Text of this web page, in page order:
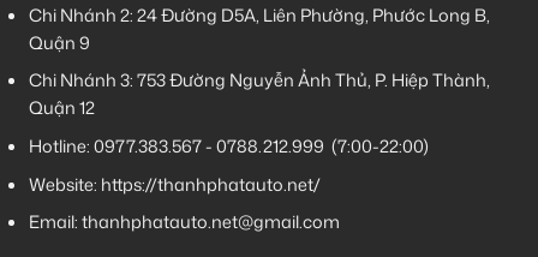
Chi Nhánh 2:24 Đường D5A, Liên Phường, Phước Long B,
Quận 9
Chi Nhánh 3:753 Đường Nguyễn Ảnh Thủ, P. Hiệp Thành,
Quận 12
Hotline:0977.383.567-0788.212.999 (7:00-22:00)
Website: https://thanhphatauto.net/
Email:thanhphatauto.net@gmail.com